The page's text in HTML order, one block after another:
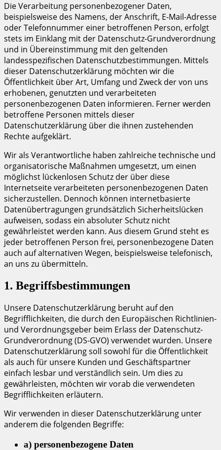
Die Verarbeitung personenbezogener Daten,
beispielsweise des Namens, der Anschrift, E-Mail-Adresse
oder Telefonnummer einer betroffenen Person, erfolgt
stets im Einklang mit der Datenschutz-Grundverordnung
und in Übereinstimmung mit den geltenden
landesspezifischen Datenschutzbestimmungen. Mittels
dieser Datenschutzerklärung möchten wir die
Öffentlichkeit über Art, Umfang und Zweck der von uns
erhobenen, genutzten und verarbeiteten
personenbezogenen Daten informieren. Ferner werden
betroffene Personen mittels dieser
Datenschutzerklärung über die ihnen zustehenden
Rechte aufgeklärt.
Wir als Verantwortliche haben zahlreiche technische und
organisatorische Maßnahmen umgesetzt, um einen
möglichst lückenlosen Schutz der über diese
Internetseite verarbeiteten personenbezogenen Daten
sicherzustellen. Dennoch können internetbasierte
Datenübertragungen grundsätzlich Sicherheitslücken
aufweisen, sodass ein absoluter Schutz nicht
gewährleistet werden kann. Aus diesem Grund steht es
jeder betroffenen Person frei, personenbezogene Daten
auch auf alternativen Wegen, beispielsweise telefonisch,
an uns zu übermitteln.
1. Begriffsbestimmungen
Unsere Datenschutzerklärung beruht auf den
Begrifflichkeiten, die durch den Europäischen Richtlinien-
und Verordnungsgeber beim Erlass der Datenschutz-
Grundverordnung (DS-GVO) verwendet wurden. Unsere
Datenschutzerklärung soll sowohl für die Öffentlichkeit
als auch für unsere Kunden und Geschäftspartner
einfach lesbar und verständlich sein. Um dies zu
gewährleisten, möchten wir vorab die verwendeten
Begrifflichkeiten erläutern.
Wir verwenden in dieser Datenschutzerklärung unter
anderem die folgenden Begriffe:
a) personenbezogene Daten